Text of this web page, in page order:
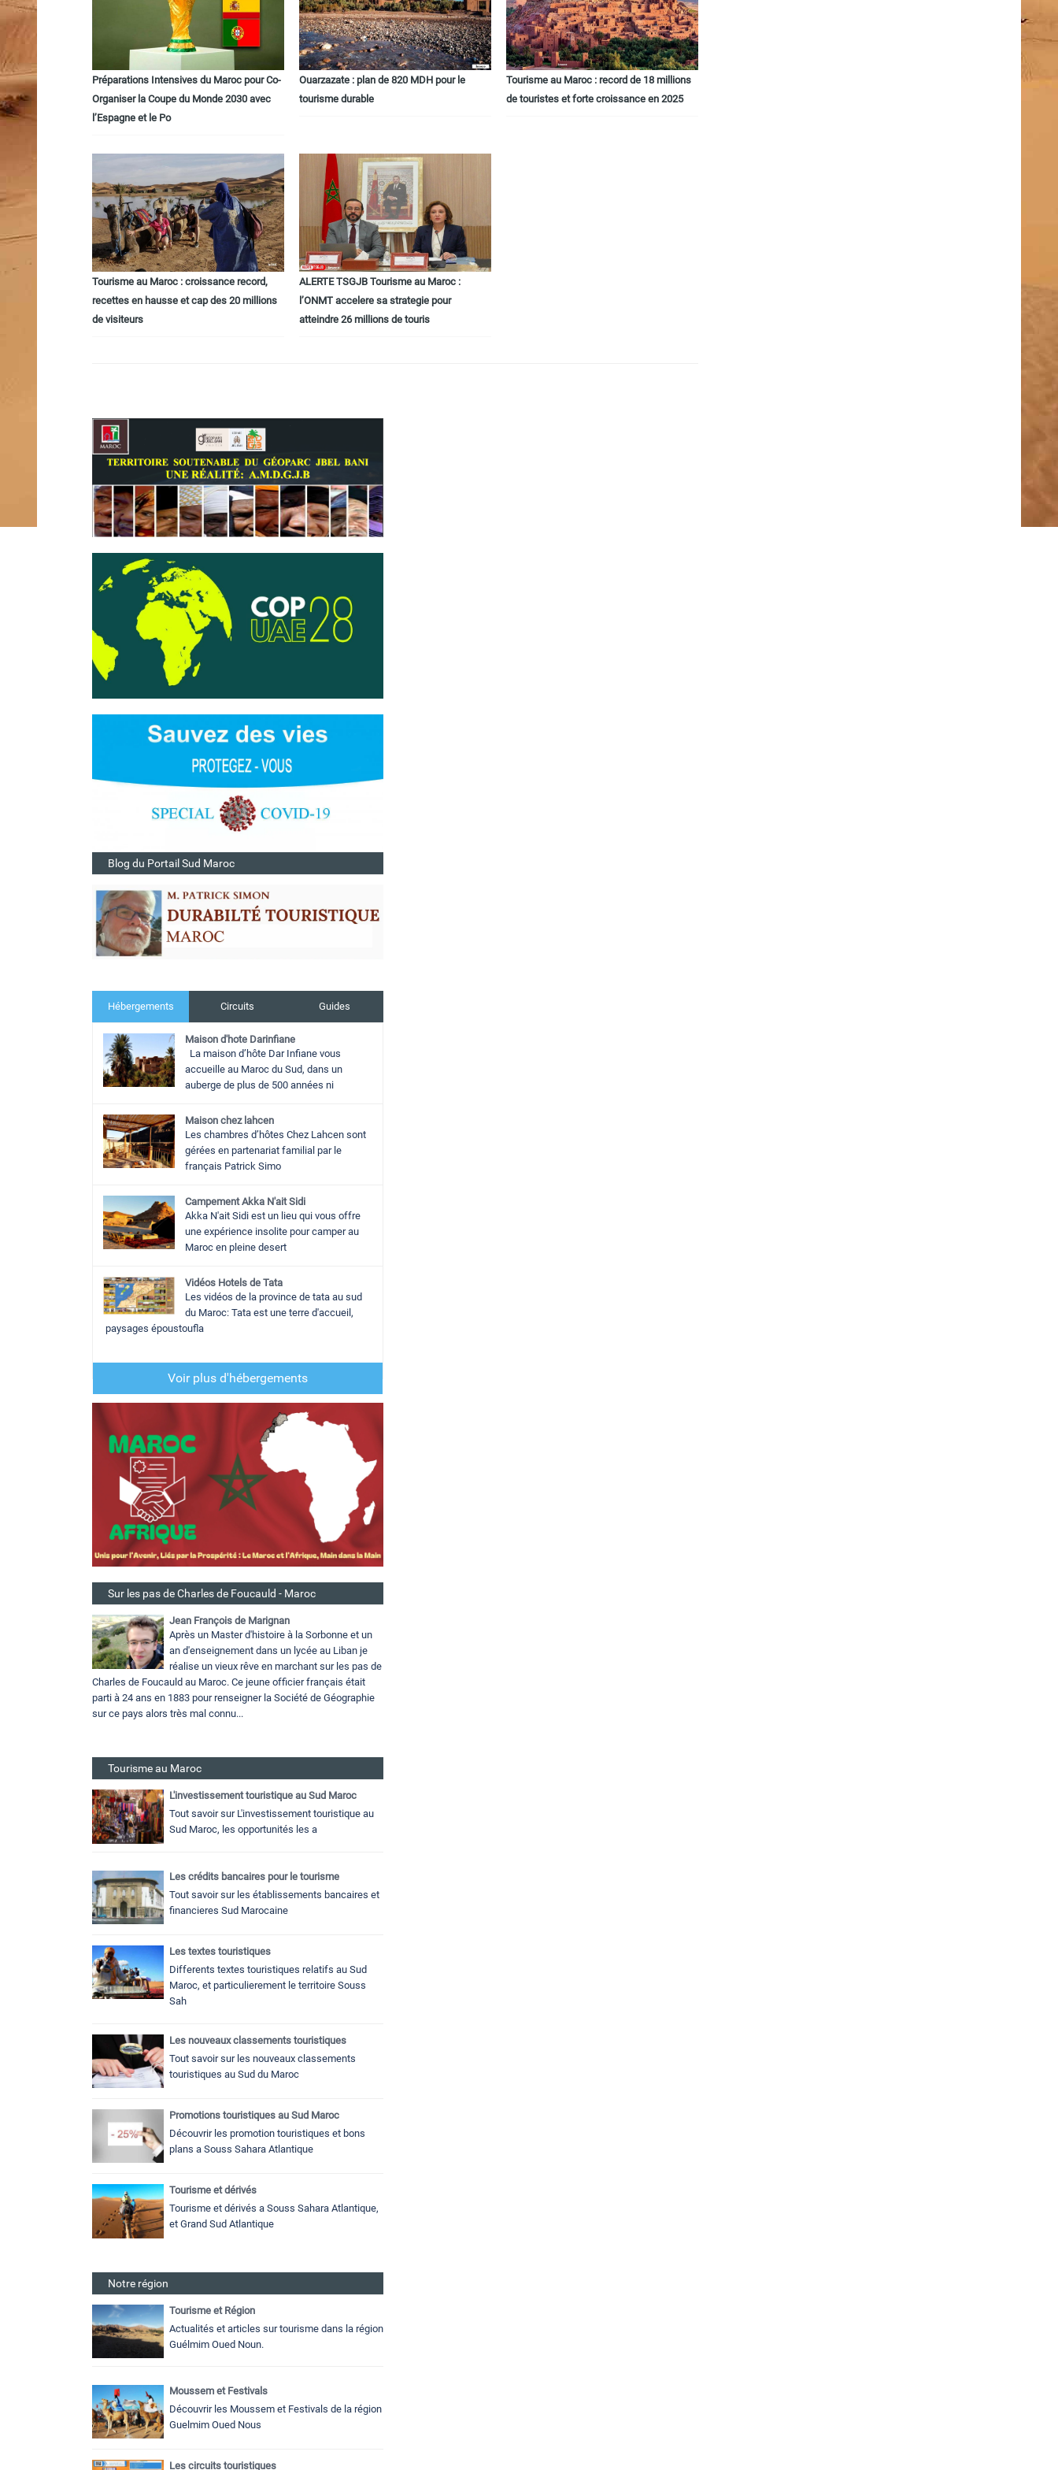
Préparations Intensives du Maroc pour Co-
Organiser la Coupe du Monde 2030 avec
l’Espagne et le Po
Ouarzazate : plan de 820 MDH pour le
tourisme durable
Tourisme au Maroc : record de 18 millions
de touristes et forte croissance en 2025
Tourisme au Maroc : croissance record,
recettes en hausse et cap des 20 millions
de visiteurs
ALERTE TSGJB Tourisme au Maroc :
l’ONMT accelere sa strategie pour
atteindre 26 millions de touris
Blog du Portail Sud Maroc
Hébergements Circuits Guides
Maison d'hote Darinfiane
La maison d’hôte Dar Infiane vous
accueille au Maroc du Sud, dans un
auberge de plus de 500 années ni
Maison chez lahcen
Les chambres d’hôtes Chez Lahcen sont
gérées en partenariat familial par le
français Patrick Simo
Campement Akka N'ait Sidi
Akka N'ait Sidi est un lieu qui vous offre
une expérience insolite pour camper au
Maroc en pleine desert
Vidéos Hotels de Tata
Les vidéos de la province de tata au sud
du Maroc: Tata est une terre d'accueil,
paysages époustoufla
Voir plus d'hébergements
Sur les pas de Charles de Foucauld - Maroc
Jean François de Marignan
Après un Master d'histoire à la Sorbonne et un
an d'enseignement dans un lycée au Liban je
réalise un vieux rêve en marchant sur les pas de
Charles de Foucauld au Maroc. Ce jeune officier français était
parti à 24 ans en 1883 pour renseigner la Société de Géographie
sur ce pays alors très mal connu...
Tourisme au Maroc
L'investissement touristique au Sud Maroc
Tout savoir sur L'investissement touristique au
Sud Maroc, les opportunités les a
Les crédits bancaires pour le tourisme
Tout savoir sur les établissements bancaires et
financieres Sud Marocaine
Les textes touristiques
Differents textes touristiques relatifs au Sud
Maroc, et particulierement le territoire Souss
Sah
Les nouveaux classements touristiques
Tout savoir sur les nouveaux classements
touristiques au Sud du Maroc
Promotions touristiques au Sud Maroc
Découvrir les promotion touristiques et bons
plans a Souss Sahara Atlantique
Tourisme et dérivés
Tourisme et dérivés a Souss Sahara Atlantique,
et Grand Sud Atlantique
Notre région
Tourisme et Région
Actualités et articles sur tourisme dans la région
Guélmim Oued Noun.
Moussem et Festivals
Découvrir les Moussem et Festivals de la région
Guelmim Oued Nous
Les circuits touristiques